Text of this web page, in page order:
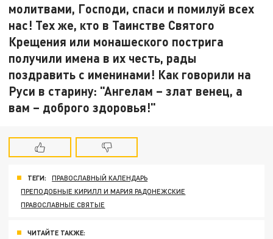
молитвами, Господи, спаси и помилуй всех
нас! Тех же, кто в Таинстве Святого
Крещения или монашеского пострига
получили имена в их честь, рады
поздравить с именинами! Как говорили на
Руси в старину: "Ангелам – злат венец, а
вам – доброго здоровья!"
ТЕГИ:
ПРАВОСЛАВНЫЙ КАЛЕНДАРЬ
ПРЕПОДОБНЫЕ КИРИЛЛ И МАРИЯ РАДОНЕЖСКИЕ
ПРАВОСЛАВНЫЕ СВЯТЫЕ
ЧИТАЙТЕ ТАКЖЕ: